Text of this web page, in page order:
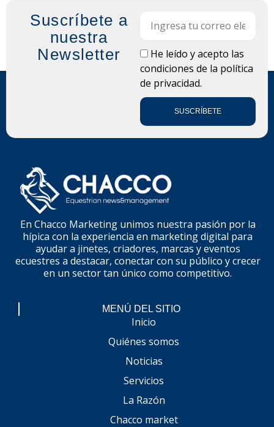
Suscríbete a
nuestra
Newsletter
LOPDHe leído y acepto las
condiciones de la política
de privacidad.
SUSCRÍBETE
En Chacco Marketing unimos nuestra pasión por la
hípica con la experiencia en marketing digital para
ayudar a jinetes, criadores, marcas y eventos
ecuestres a destacar, conectar con su público y crecer
en un sector tan único como competitivo.
MENÚ DEL SITIO
Inicio
Quiénes somos
Noticias
Servicios
La Razón
Chacco market